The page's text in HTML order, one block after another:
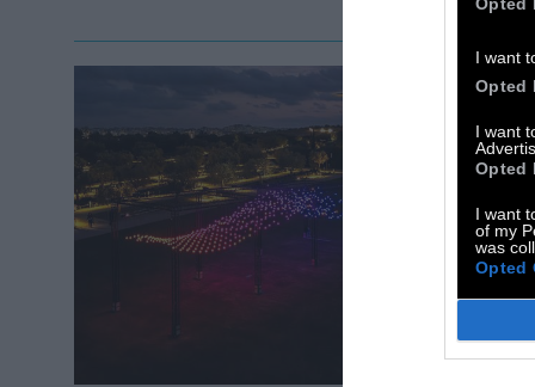
I want
Opted
I want
Opted
I want
of my
was
Opted